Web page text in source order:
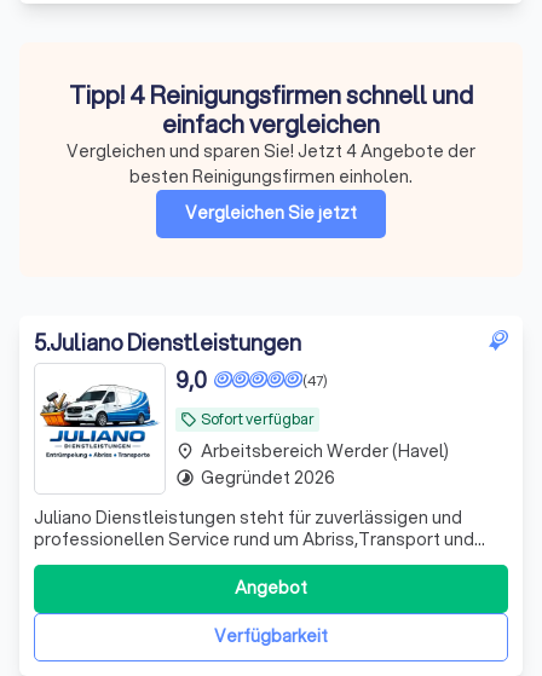
Tipp! 4 Reinigungsfirmen schnell und
einfach vergleichen
Vergleichen und sparen Sie! Jetzt 4 Angebote der
besten Reinigungsfirmen einholen.
Vergleichen Sie jetzt
5.Juliano Dienstleistungen
local_offer Sofort verfügbar
(47)
9,0
Juliano Dienstleistungen steht für zuverlässigen und
professionellen Service rund um Abriss,Transport und
Haushaltsservices. Unser Unternehmen bietet
umfassende Dienstleistungen in den Bereichen Abriss,
Entrümpelung, Haushalts- und Wohnungsauflösungen
sowie Umzugsservice und Kleintransporte mit Fahr
Verfügbarkeit
Angebot
place Arbeitsbereich Werder (Havel)
timelapse Gegründet 2026